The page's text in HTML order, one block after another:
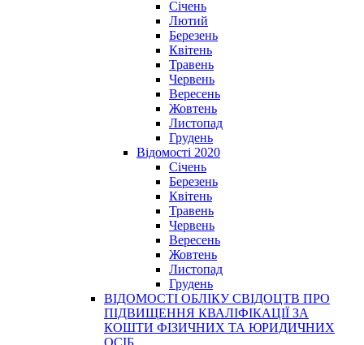
Січень
Лютий
Березень
Квітень
Травень
Червень
Вересень
Жовтень
Листопад
Грудень
Відомості 2020
Січень
Березень
Квітень
Травень
Червень
Вересень
Жовтень
Листопад
Грудень
ВІДОМОСТІ ОБЛІКУ СВІДОЦТВ ПРО
ПІДВИЩЕННЯ КВАЛІФІКАЦІЇ ЗА
КОШТИ ФІЗИЧНИХ ТА ЮРИДИЧНИХ
ОСІБ